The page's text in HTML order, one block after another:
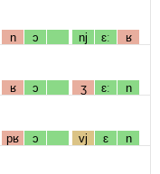
n ɔ nj ɛː ʁ
ʁ ɔ ʒ ɛː n
pʁ ɔ vj ɛ n